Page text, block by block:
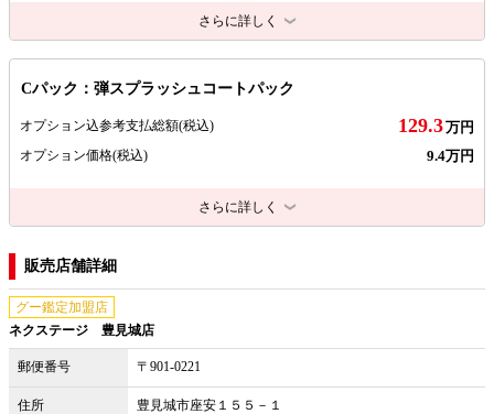
さらに詳しく
Cパック：弾スプラッシュコートパック
オプション込参考支払総額(税込) 129.3万円
オプション価格(税込) 9.4万円
さらに詳しく
販売店舗詳細
グー鑑定加盟店
ネクステージ 豊見城店
郵便番号 〒901-0221
住所 豊見城市座安１５５－１